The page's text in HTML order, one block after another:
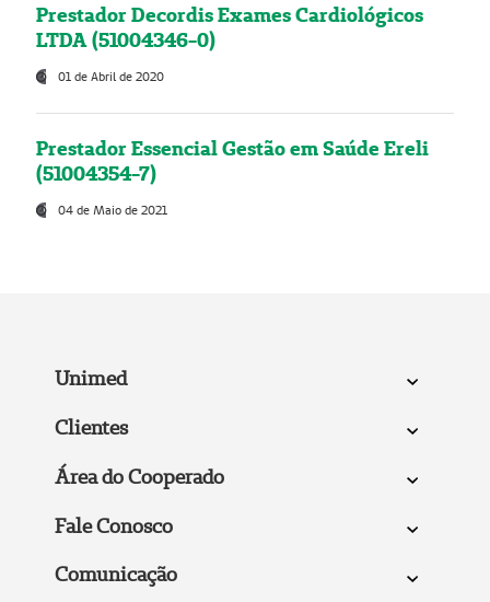
Prestador Decordis Exames Cardiológicos
LTDA (51004346-0)
01 de Abril de 2020
Prestador Essencial Gestão em Saúde Ereli
(51004354-7)
04 de Maio de 2021
Unimed
Clientes
Área do Cooperado
Fale Conosco
Comunicação